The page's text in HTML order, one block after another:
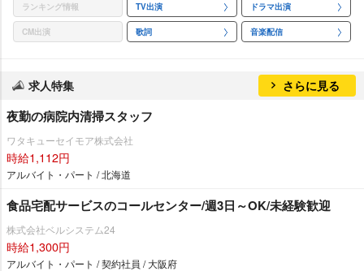
ランキング情報 TV出演 ドラマ出演
CM出演 歌詞 音楽配信
求人特集 さらに見る
夜勤の病院内清掃スタッフ
ワタキューセイモア株式会社
時給1,112円
アルバイト・パート / 北海道
食品宅配サービスのコールセンター/週3日～OK/未経験歓迎
株式会社ベルシステム24
時給1,300円
アルバイト・パート / 契約社員 / 大阪府